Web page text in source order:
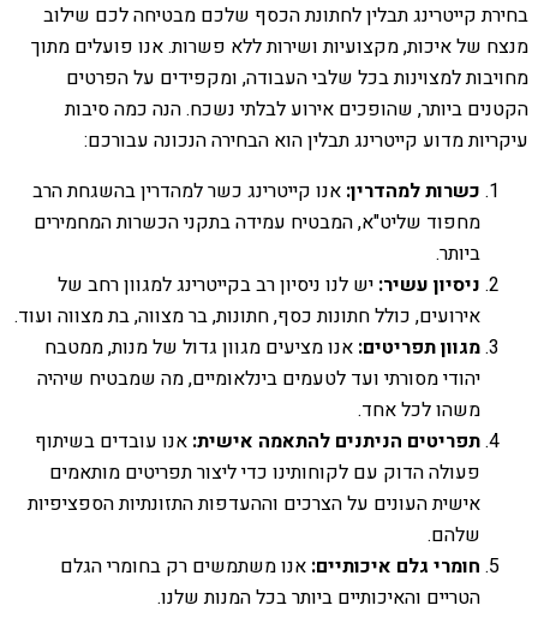
בחירת קייטרינג תבלין לחתונת הכסף שלכם מבטיחה לכם שילוב
מנצח של איכות, מקצועיות ושירות ללא פשרות. אנו פועלים מתוך
מחויבות למצוינות בכל שלבי העבודה, ומקפידים על הפרטים
הקטנים ביותר, שהופכים אירוע לבלתי נשכח. הנה כמה סיבות
עיקריות מדוע קייטרינג תבלין הוא הבחירה הנכונה עבורכם:
כשרות למהדרין: אנו קייטרינג כשר למהדרין בהשגחת הרב
מחפוד שליט"א, המבטיח עמידה בתקני הכשרות המחמירים
ביותר.
ניסיון עשיר: יש לנו ניסיון רב בקייטרינג למגוון רחב של
אירועים, כולל חתונות כסף, חתונות, בר מצווה, בת מצווה ועוד.
מגוון תפריטים: אנו מציעים מגוון גדול של מנות, ממטבח
יהודי מסורתי ועד לטעמים בינלאומיים, מה שמבטיח שיהיה
משהו לכל אחד.
תפריטים הניתנים להתאמה אישית: אנו עובדים בשיתוף
פעולה הדוק עם לקוחותינו כדי ליצור תפריטים מותאמים
אישית העונים על הצרכים וההעדפות התזונתיות הספציפיות
שלהם.
חומרי גלם איכותיים: אנו משתמשים רק בחומרי הגלם
הטריים והאיכותיים ביותר בכל המנות שלנו.